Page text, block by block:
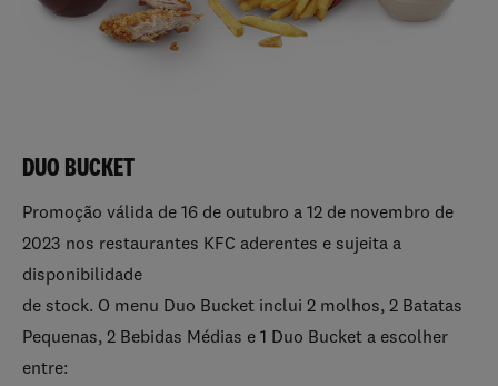
DUO BUCKET
Promoção válida de 16 de outubro a 12 de novembro de
2023 nos restaurantes KFC aderentes e sujeita a
disponibilidade
de stock. O menu Duo Bucket inclui 2 molhos, 2 Batatas
Pequenas, 2 Bebidas Médias e 1 Duo Bucket a escolher
entre: